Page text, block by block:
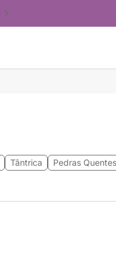
Tântrica Pedras Quentes